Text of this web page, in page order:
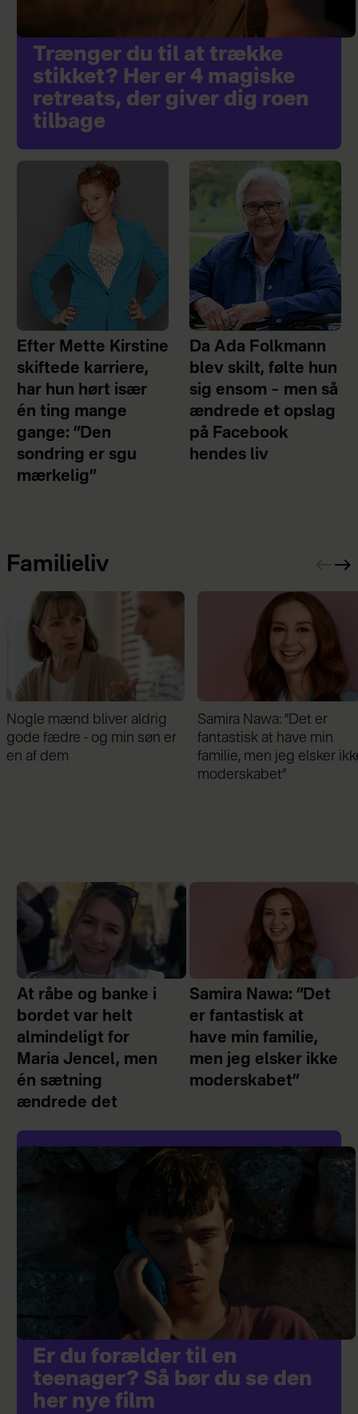
Trænger du til at trække
stikket? Her er 4 magiske
retreats, der giver dig roen
tilbage
Efter Mette Kirstine
skiftede karriere,
har hun hørt især
én ting mange
gange: ”Den
sondring er sgu
mærkelig”
Da Ada Folkmann
blev skilt, følte hun
sig ensom – men så
ændrede et opslag
på Facebook
hendes liv
Familieliv
Nogle mænd bliver aldrig
gode fædre - og min søn er
en af dem
Samira Nawa: ”Det er
fantastisk at have min
familie, men jeg elsker
moderskabet”
At råbe og banke i
bordet var helt
almindeligt for
Maria Jencel, men
én sætning
ændrede det
Samira Nawa: ”Det
er fantastisk at
have min familie,
men jeg elsker ikke
moderskabet”
Er du forælder til en
teenager? Så bør du se den
her nye film